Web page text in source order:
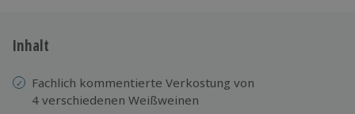
Inhalt
Fachlich kommentierte Verkostung von
4 verschiedenen Weißweinen